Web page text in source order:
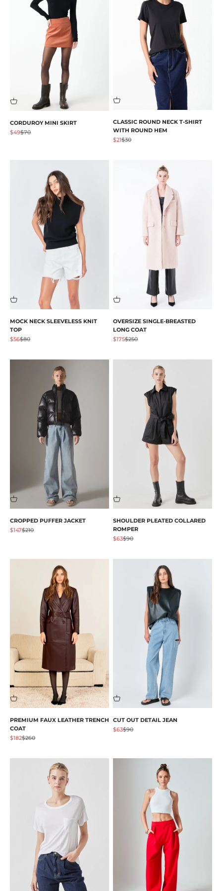
CORDUROY MINI SKIRT
Angebot
$49Regulärer Preis
$70
CLASSIC ROUND NECK T-SHIRT
WITH ROUND HEM
Angebot
$21Regulärer Preis
$30
MOCK NECK SLEEVELESS KNIT
TOP
Angebot
$56Regulärer Preis
$80
OVERSIZE SINGLE-BREASTED
LONG COAT
Angebot
$175Regulärer Preis
$250
CROPPED PUFFER JACKET
Angebot
$147Regulärer Preis
$210
SHOULDER PLEATED COLLARED
ROMPER
Angebot
$63Regulärer Preis
$90
PREMIUM FAUX LEATHER TRENCH
COAT
Angebot
$182Regulärer Preis
$260
CUT OUT DETAIL JEAN
Angebot
$63Regulärer Preis
$90